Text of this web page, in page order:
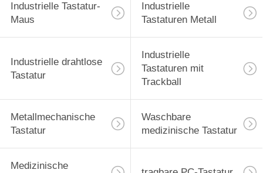
Industrielle Tastatur-
Maus
Industrielle
Tastaturen Metall
Industrielle drahtlose
Tastatur
Industrielle
Tastaturen mit
Trackball
Metallmechanische
Tastatur
Waschbare
medizinische Tastatur
Medizinische